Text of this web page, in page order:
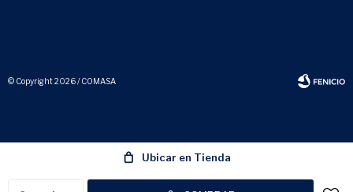
Ubicar en Tienda
© Copyright 2026 / COMASA
Fenicio